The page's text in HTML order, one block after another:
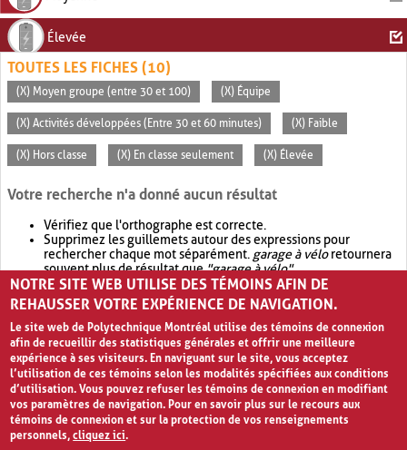
Élevée
TOUTES LES FICHES (10)
(X) Moyen groupe (entre 30 et 100) (X) Équipe
(X) Activités développées (Entre 30 et 60 minutes) (X) Faible
(X) Hors classe (X) En classe seulement (X) Élevée
Votre recherche n'a donné aucun résultat
Vérifiez que l'orthographe est correcte.
Supprimez les guillemets autour des expressions pour
rechercher chaque mot séparément. garage à véloretournera
souvent plus de résultat que"garage à vélo".
Envisagez d'élargir votre recherche avec OR.garage OR vélo
retournera souvent plus de résultat quegarage à vélo
NOTRE SITE WEB UTILISE DES TÉMOINS AFIN DE
REHAUSSER VOTRE EXPÉRIENCE DE NAVIGATION.
Le site web de Polytechnique Montréal utilise des témoins de connexion
afin de recueillir des statistiques générales et offrir une meilleure
expérience à ses visiteurs. En naviguant sur le site, vous acceptez
l’utilisation de ces témoins selon les modalités spécifiées aux conditions
d’utilisation. Vous pouvez refuser les témoins de connexion en modifiant
vos paramètres de navigation. Pour en savoir plus sur le recours aux
témoins de connexion et sur la protection de vos renseignements
personnels,cliquez ici.